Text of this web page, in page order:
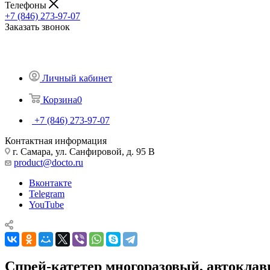
Телефоны
+7 (846) 273-97-07
Заказать звонок
Личный кабинет
Корзина0
+7 (846) 273-97-07
Контактная информация
г. Самара, ул. Санфировой, д. 95 В
product@docto.ru
Вконтакте
Telegram
YouTube
Спрей-катетер многоразовый,